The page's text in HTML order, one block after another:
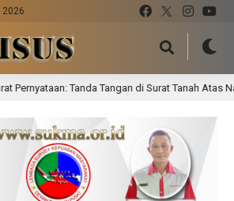
2026
Tangan di Surat Tanah Atas Nama H. Badu